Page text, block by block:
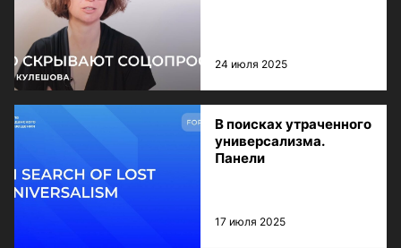
24 июля 2025
В поисках утраченного
универсализма.
Панели
17 июля 2025